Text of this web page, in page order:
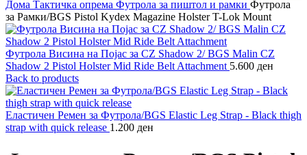
Дома Тактичка опрема Футрола за пиштол и рамки Футрола
за Рамки/BGS Pistol Kydex Magazine Holster T-Lok Mount
Футрола Висина на Појас за CZ Shadow 2/ BGS Malin CZ
Shadow 2 Pistol Holster Mid Ride Belt Attachment 5.600 ден
Back to products
Еластичен Ремен за Футрола/BGS Elastic Leg Strap - Black thigh
strap with quick release 1.200 ден